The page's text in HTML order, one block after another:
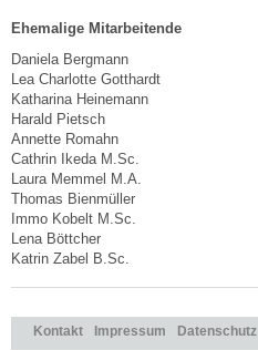
Ehemalige Mitarbeitende
Daniela Bergmann
Lea Charlotte Gotthardt
Katharina Heinemann
Harald Pietsch
Annette Romahn
Cathrin Ikeda M.Sc.
Laura Memmel M.A.
Thomas Bienmüller
Immo Kobelt M.Sc.
Lena Böttcher
Katrin Zabel B.Sc.
Kontakt Impressum Datenschutz